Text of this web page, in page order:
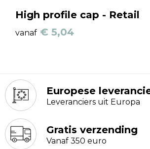
High profile cap - Retail
vanaf € 5,04
Europese
Leveranciers uit Europa
Gratis verzending
Vanaf 350 euro